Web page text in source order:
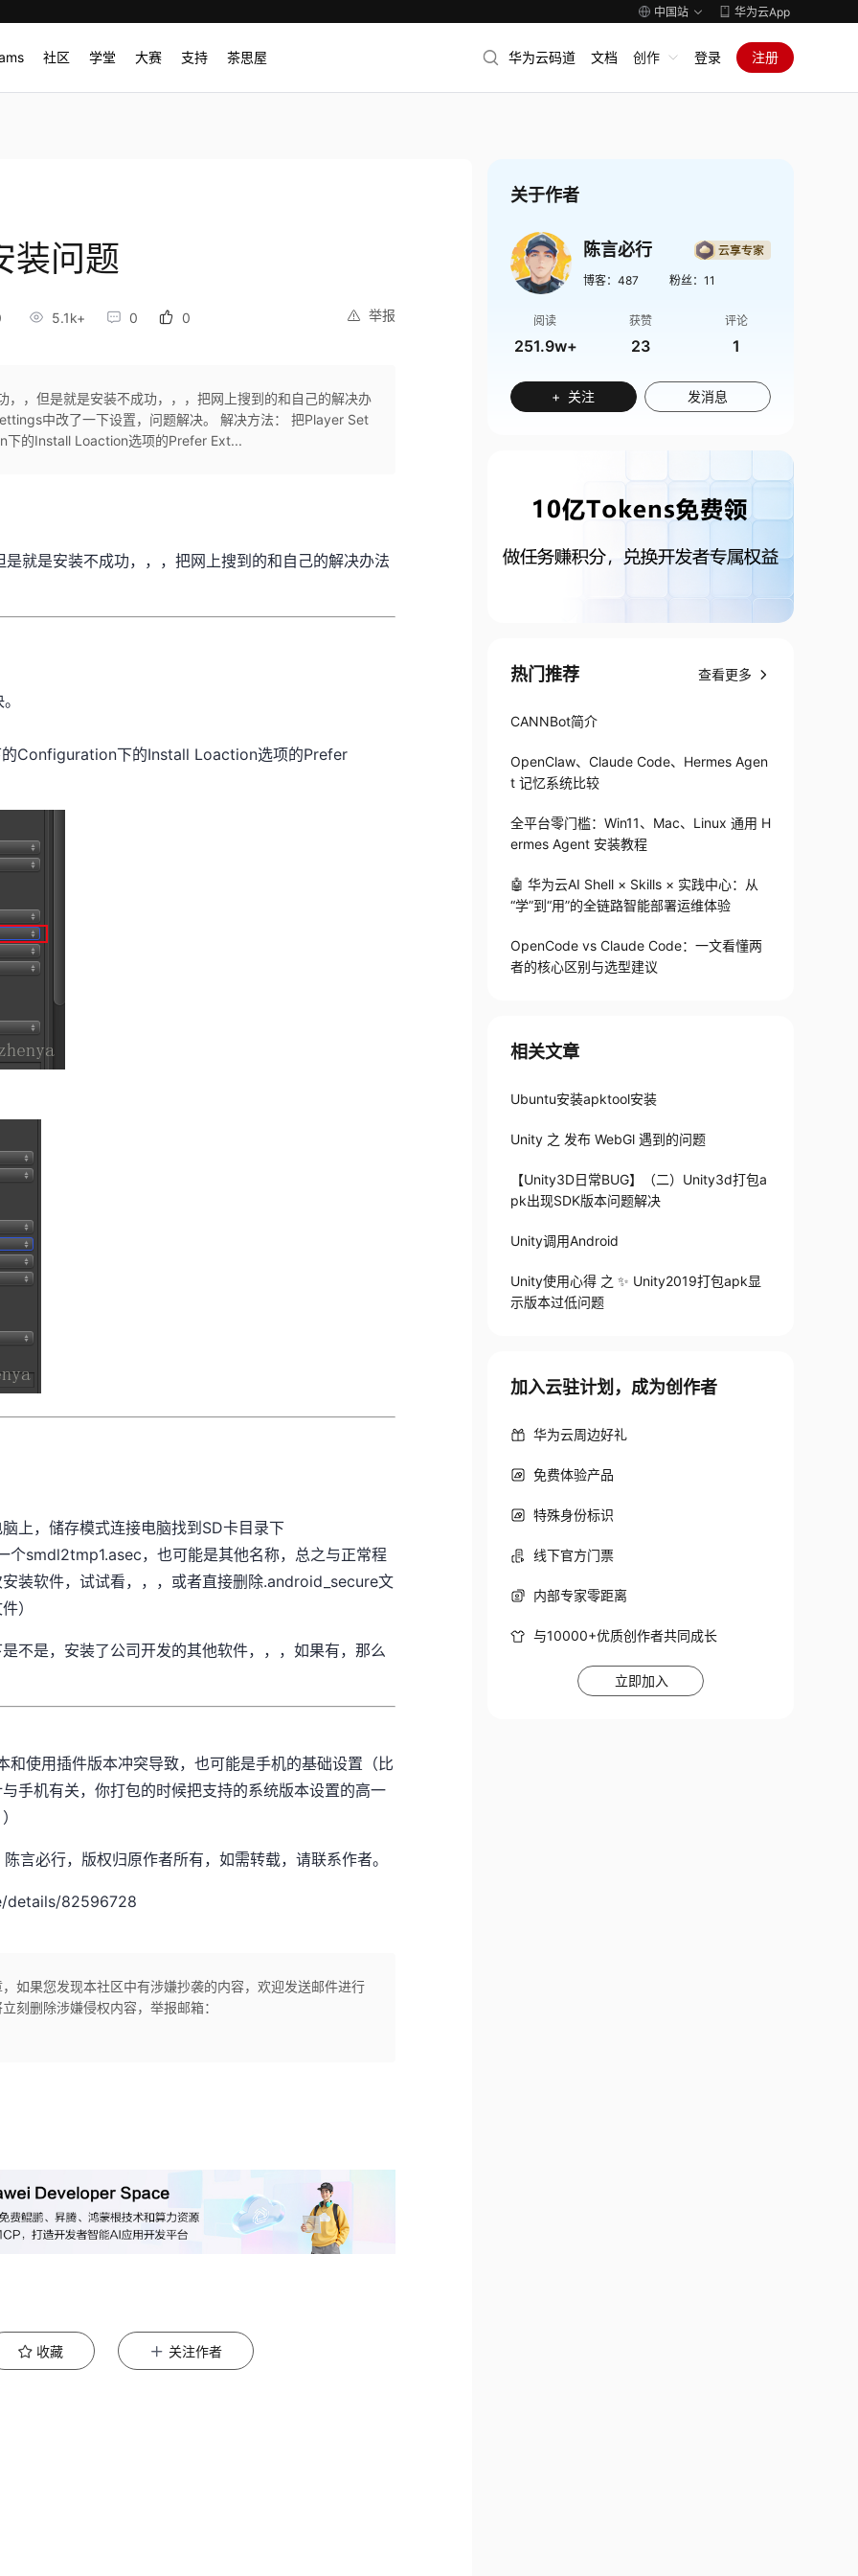
中国站 华为云App
社区 学堂 大赛 支持 茶思屋 华为云码道 文档 创作 登录 注册
装问题
举报
5.1k+ 0 0
，但是就是安装不成功，，，把网上搜到的和自己的解决办
中改了一下设置，问题解决。 解决方法： 把Player Set
的Install Loaction选项的Prefer Ext...
就是安装不成功，，，把网上搜到的和自己的解决办法
Configuration下的Install Loaction选项的Prefer
上，储存模式连接电脑找到SD卡目录下
smdl2tmp1.asec，也可能是其他名称，总之与正常程
装软件，试试看，，，或者直接删除.android_secure文
）
不是，安装了公司开发的其他软件，，，如果有，那么
使用插件版本冲突导致，也可能是手机的基础设置（比
手机有关，你打包的时候把支持的系统版本设置的高一
言必行，版权归原作者所有，如需转载，请联系作者。
details/82596728
如果您发现本社区中有涉嫌抄袭的内容，欢迎发送邮件进行
刻删除涉嫌侵权内容，举报邮箱：
收藏 关注作者
关于作者
陈言必行
博客： 487 粉丝： 11
阅读
251.9w+
获赞
23
评论
1
+ 关注 发消息
热门推荐 查看更多
CANNBot简介
OpenClaw、Claude Code、Hermes Agen
t 记忆系统比较
全平台零门槛：Win11、Mac、Linux 通用 H
ermes Agent 安装教程
🤖 华为云AI Shell × Skills × 实践中心：从
“学”到“用”的全链路智能部署运维体验
OpenCode vs Claude Code：一文看懂两
者的核心区别与选型建议
相关文章
Ubuntu安装apktool安装
Unity 之 发布 WebGl 遇到的问题
【Unity3D日常BUG】（二）Unity3d打包a
pk出现SDK版本问题解决
Unity调用Android
Unity使用心得 之 ✨ Unity2019打包apk显
示版本过低问题
加入云驻计划，成为创作者
华为云周边好礼
免费体验产品
特殊身份标识
线下官方门票
内部专家零距离
与10000+优质创作者共同成长
立即加入